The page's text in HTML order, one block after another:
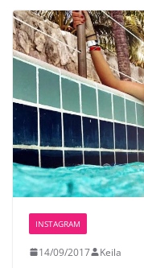
INSTAGRAM
14/09/2017 Keila